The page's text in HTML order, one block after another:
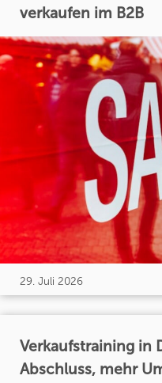
verkaufen im B2B
29. Juli 2026
Verkaufstraining in
Abschluss, mehr